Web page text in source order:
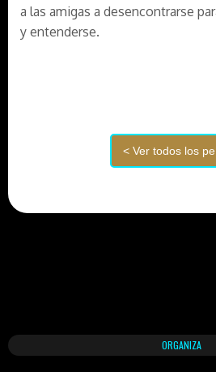
a las amigas a desencontrarse
y entenderse.
ORGANIZA